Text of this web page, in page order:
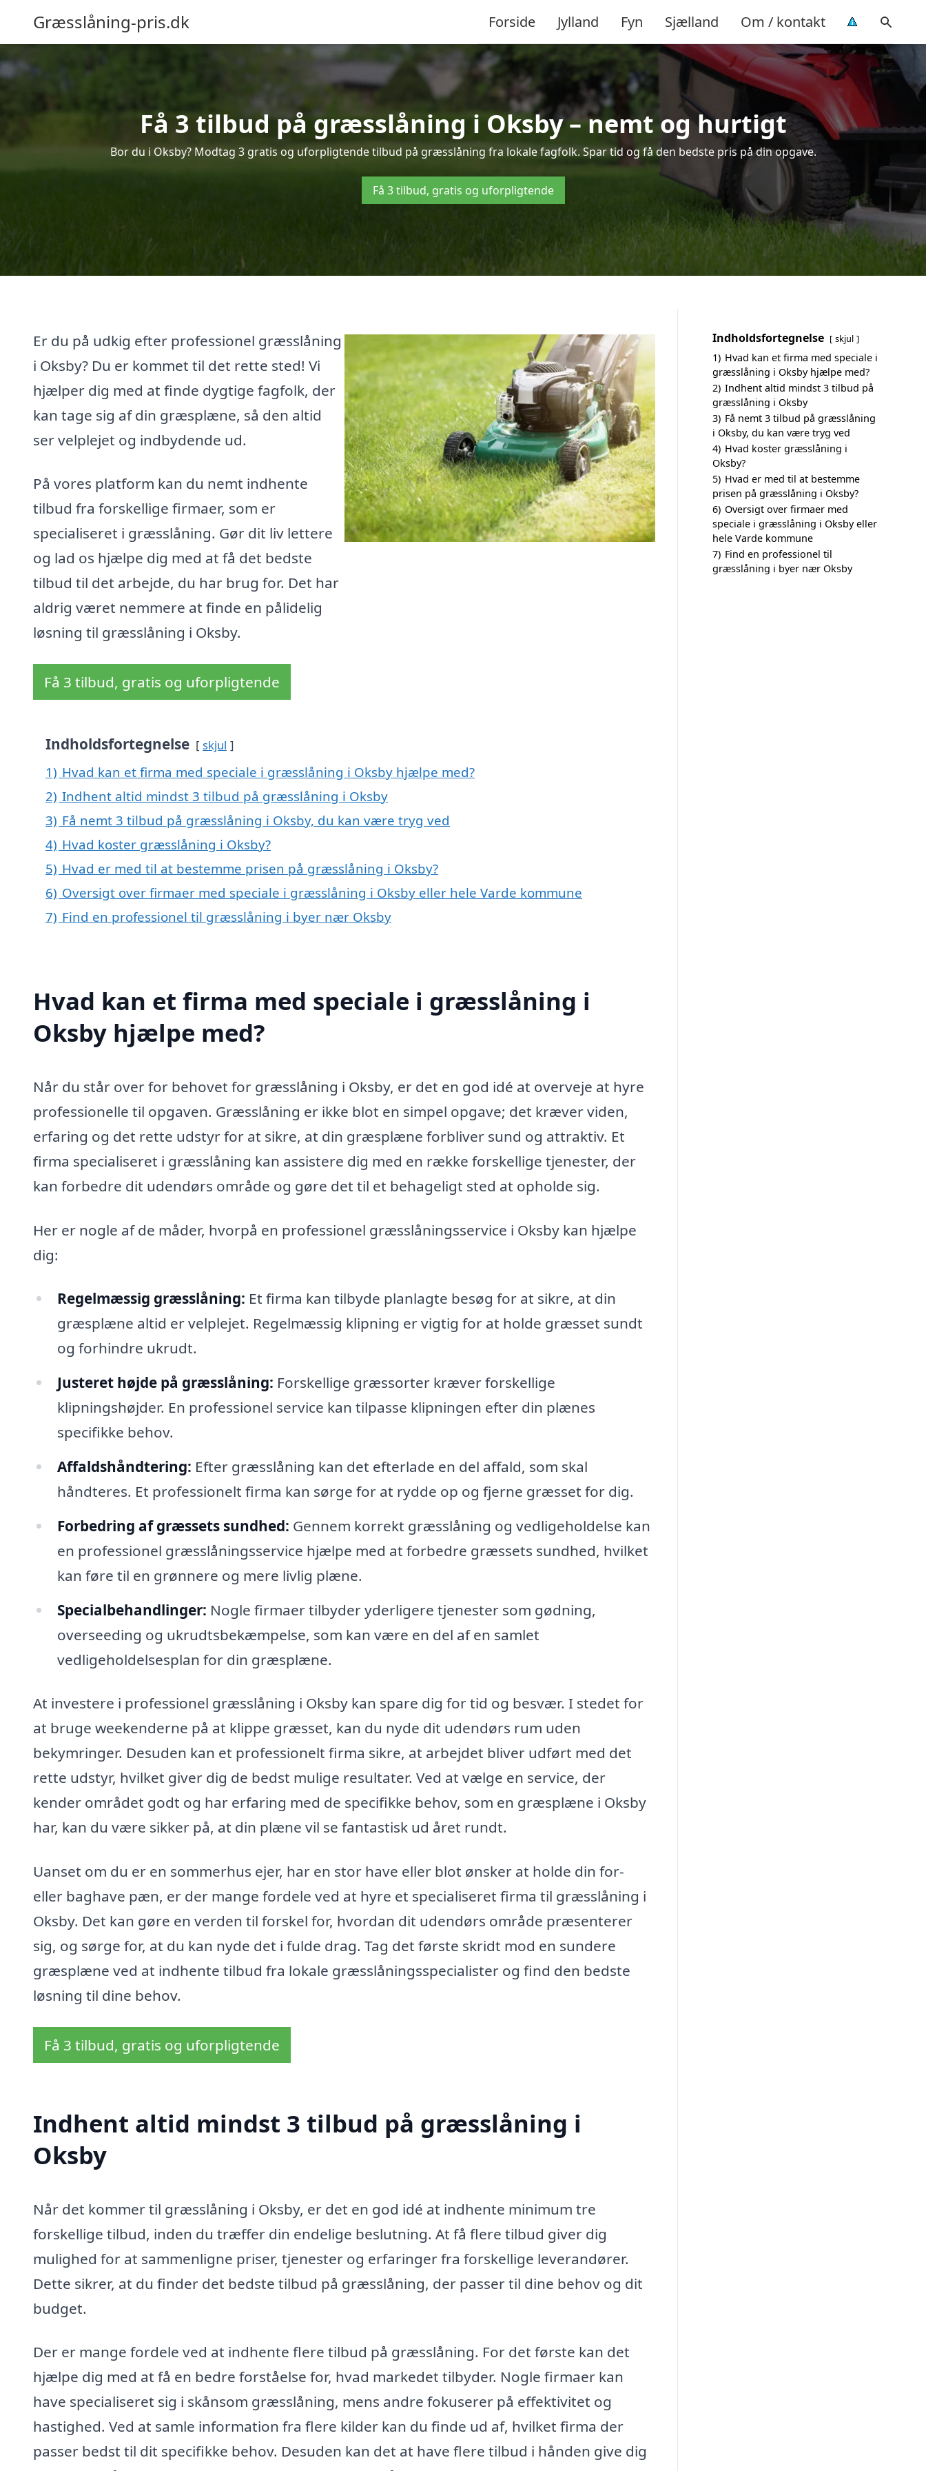
Græsslåning-pris.dk Forside Jylland Fyn Sjælland Om / kontakt
Få 3 tilbud på græsslåning i Oksby – nemt og hurtigt
Bor du i Oksby? Modtag 3 gratis og uforpligtende tilbud på græsslåning fra lokale fagfolk. Spar tid og få den bedste pris på din opgave.
Få 3 tilbud, gratis og uforpligtende
Er du på udkig efter professionel græsslåning
i Oksby? Du er kommet til det rette sted! Vi
hjælper dig med at finde dygtige fagfolk, der
kan tage sig af din græsplæne, så den altid
ser velplejet og indbydende ud.
På vores platform kan du nemt indhente
tilbud fra forskellige firmaer, som er
specialiseret i græsslåning. Gør dit liv lettere
og lad os hjælpe dig med at få det bedste
tilbud til det arbejde, du har brug for. Det har
aldrig været nemmere at finde en pålidelig
løsning til græsslåning i Oksby.
Få 3 tilbud, gratis og uforpligtende
Indholdsfortegnelse skjul
1) Hvad kan et firma med speciale i græsslåning i Oksby hjælpe med?
2) Indhent altid mindst 3 tilbud på græsslåning i Oksby
3) Få nemt 3 tilbud på græsslåning i Oksby, du kan være tryg ved
4) Hvad koster græsslåning i Oksby?
5) Hvad er med til at bestemme prisen på græsslåning i Oksby?
6) Oversigt over firmaer med speciale i græsslåning i Oksby eller hele Varde kommune
7) Find en professionel til græsslåning i byer nær Oksby
Hvad kan et firma med speciale i græsslåning i
Oksby hjælpe med?
Når du står over for behovet for græsslåning i Oksby, er det en god idé at overveje at hyre
professionelle til opgaven. Græsslåning er ikke blot en simpel opgave; det kræver viden,
erfaring og det rette udstyr for at sikre, at din græsplæne forbliver sund og attraktiv. Et
firma specialiseret i græsslåning kan assistere dig med en række forskellige tjenester, der
kan forbedre dit udendørs område og gøre det til et behageligt sted at opholde sig.
Her er nogle af de måder, hvorpå en professionel græsslåningsservice i Oksby kan hjælpe
dig:
Regelmæssig græsslåning: Et firma kan tilbyde planlagte besøg for at sikre, at din
græsplæne altid er velplejet. Regelmæssig klipning er vigtig for at holde græsset sundt
og forhindre ukrudt.
Justeret højde på græsslåning: Forskellige græssorter kræver forskellige
klipningshøjder. En professionel service kan tilpasse klipningen efter din plænes
specifikke behov.
Affaldshåndtering: Efter græsslåning kan det efterlade en del affald, som skal
håndteres. Et professionelt firma kan sørge for at rydde op og fjerne græsset for dig.
Forbedring af græssets sundhed: Gennem korrekt græsslåning og vedligeholdelse kan
en professionel græsslåningsservice hjælpe med at forbedre græssets sundhed, hvilket
kan føre til en grønnere og mere livlig plæne.
Specialbehandlinger: Nogle firmaer tilbyder yderligere tjenester som gødning,
overseeding og ukrudtsbekæmpelse, som kan være en del af en samlet
vedligeholdelsesplan for din græsplæne.
At investere i professionel græsslåning i Oksby kan spare dig for tid og besvær. I stedet for
at bruge weekenderne på at klippe græsset, kan du nyde dit udendørs rum uden
bekymringer. Desuden kan et professionelt firma sikre, at arbejdet bliver udført med det
rette udstyr, hvilket giver dig de bedst mulige resultater. Ved at vælge en service, der
kender området godt og har erfaring med de specifikke behov, som en græsplæne i Oksby
har, kan du være sikker på, at din plæne vil se fantastisk ud året rundt.
Uanset om du er en sommerhus ejer, har en stor have eller blot ønsker at holde din for-
eller baghave pæn, er der mange fordele ved at hyre et specialiseret firma til græsslåning i
Oksby. Det kan gøre en verden til forskel for, hvordan dit udendørs område præsenterer
sig, og sørge for, at du kan nyde det i fulde drag. Tag det første skridt mod en sundere
græsplæne ved at indhente tilbud fra lokale græsslåningsspecialister og find den bedste
løsning til dine behov.
Få 3 tilbud, gratis og uforpligtende
Indhent altid mindst 3 tilbud på græsslåning i
Oksby
Når det kommer til græsslåning i Oksby, er det en god idé at indhente minimum tre
forskellige tilbud, inden du træffer din endelige beslutning. At få flere tilbud giver dig
mulighed for at sammenligne priser, tjenester og erfaringer fra forskellige leverandører.
Dette sikrer, at du finder det bedste tilbud på græsslåning, der passer til dine behov og dit
budget.
Der er mange fordele ved at indhente flere tilbud på græsslåning. For det første kan det
hjælpe dig med at få en bedre forståelse for, hvad markedet tilbyder. Nogle firmaer kan
have specialiseret sig i skånsom græsslåning, mens andre fokuserer på effektivitet og
hastighed. Ved at samle information fra flere kilder kan du finde ud af, hvilket firma der
passer bedst til dit specifikke behov. Desuden kan det at have flere tilbud i hånden give dig
Indholdsfortegnelse skjul
1) Hvad kan et firma med speciale i
græsslåning i Oksby hjælpe med?
2) Indhent altid mindst 3 tilbud på
græsslåning i Oksby
3) Få nemt 3 tilbud på græsslåning
i Oksby, du kan være tryg ved
4) Hvad koster græsslåning i
Oksby?
5) Hvad er med til at bestemme
prisen på græsslåning i Oksby?
6) Oversigt over firmaer med
speciale i græsslåning i Oksby eller
hele Varde kommune
7) Find en professionel til
græsslåning i byer nær Oksby